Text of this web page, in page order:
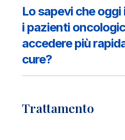
Lo sapevi che
i pazienti
accedere più
cure?
Trattamento